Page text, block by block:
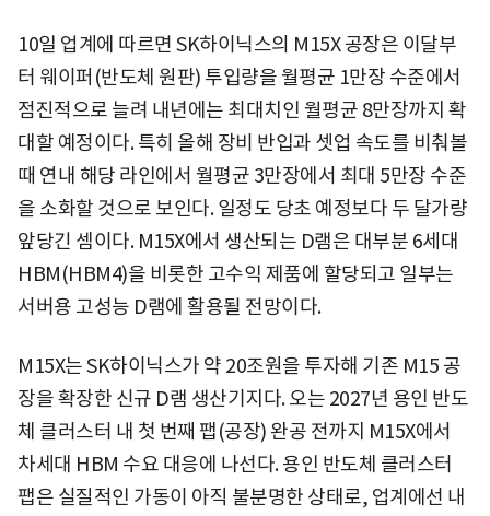
10일 업계에 따르면 SK하이닉스의 M15X 공장은 이달부
터 웨이퍼(반도체 원판) 투입량을 월평균 1만장 수준에서
점진적으로 늘려 내년에는 최대치인 월평균 8만장까지 확
대할 예정이다. 특히 올해 장비 반입과 셋업 속도를 비춰볼
때 연내 해당 라인에서 월평균 3만장에서 최대 5만장 수준
을 소화할 것으로 보인다. 일정도 당초 예정보다 두 달가량
앞당긴 셈이다. M15X에서 생산되는 D램은 대부분 6세대
HBM(HBM4)을 비롯한 고수익 제품에 할당되고 일부는
서버용 고성능 D램에 활용될 전망이다.
M15X는 SK하이닉스가 약 20조원을 투자해 기존 M15 공
장을 확장한 신규 D램 생산기지다. 오는 2027년 용인 반도
체 클러스터 내 첫 번째 팹(공장) 완공 전까지 M15X에서
차세대 HBM 수요 대응에 나선다. 용인 반도체 클러스터
팹은 실질적인 가동이 아직 불분명한 상태로, 업계에선 내